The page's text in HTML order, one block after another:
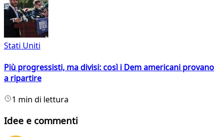
Stati Uniti
Più progressisti, ma divisi: così i Dem americani provano
a ripartire
1 min di lettura
Idee e commenti